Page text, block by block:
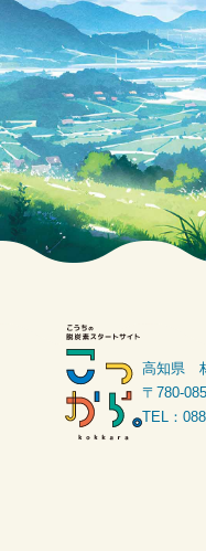
k
高知県
〒780-
TEL：